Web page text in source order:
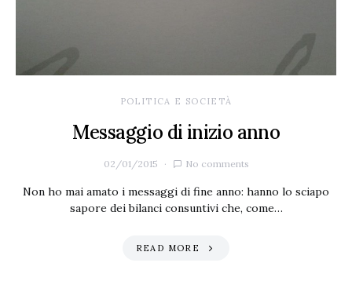
POLITICA E SOCIETÀ
Messaggio di inizio anno
02/01/2015 No comments
Non ho mai amato i messaggi di fine anno: hanno lo sciapo
sapore dei bilanci consuntivi che, come…
READ MORE